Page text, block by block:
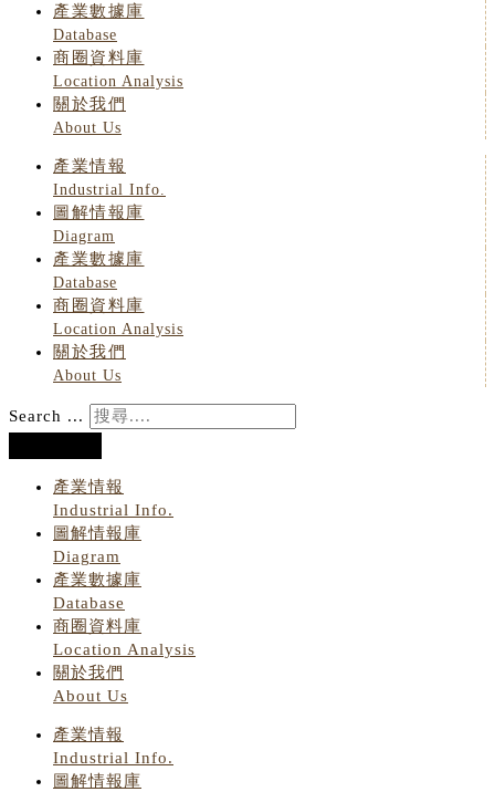
產業數據庫
Database
商圈資料庫
Location Analysis
關於我們
About Us
產業情報
Industrial Info.
圖解情報庫
Diagram
產業數據庫
Database
商圈資料庫
Location Analysis
關於我們
About Us
Search ...
產業情報
Industrial Info.
圖解情報庫
Diagram
產業數據庫
Database
商圈資料庫
Location Analysis
關於我們
About Us
產業情報
Industrial Info.
圖解情報庫